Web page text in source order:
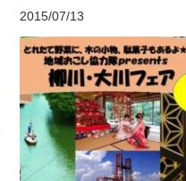
2015/07/13